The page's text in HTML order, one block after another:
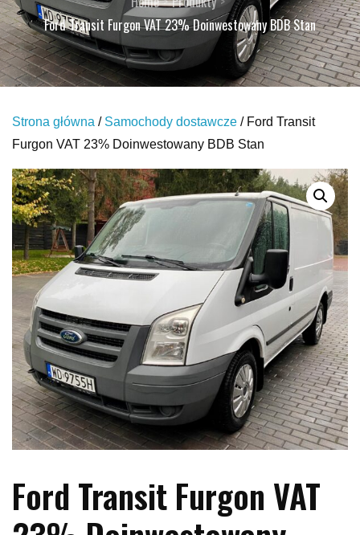
Ford Transit Furgon VAT 23% Doinwestowany BDB Stan
Strona główna / Samochody dostawcze / Ford Transit
Furgon VAT 23% Doinwestowany BDB Stan
Ford Transit Furgon VAT